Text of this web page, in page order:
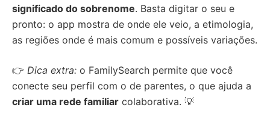
significado do sobrenome. Basta digitar o seu e
pronto: o app mostra de onde ele veio, a etimologia,
as regiões onde é mais comum e possíveis variações.
👉 Dica extra: o FamilySearch permite que você
conecte seu perfil com o de parentes, o que ajuda a
criar uma rede familiar colaborativa. 💡